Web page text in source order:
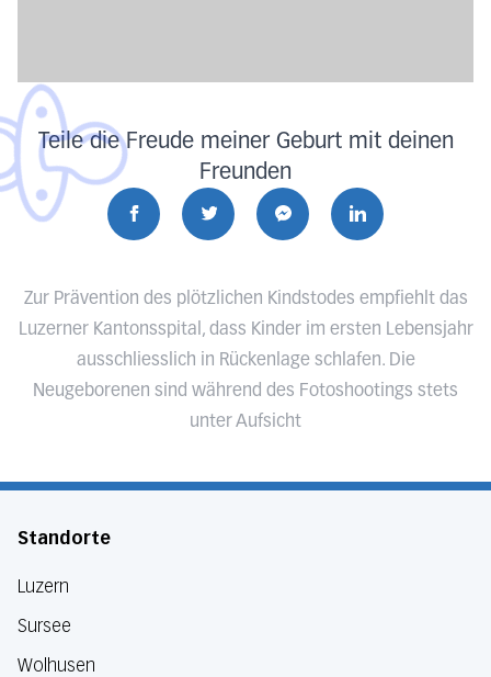
Teile die Freude meiner Geburt mit deinen
Freunden
Zur Prävention des plötzlichen Kindstodes empfiehlt das
Luzerner Kantonsspital, dass Kinder im ersten Lebensjahr
ausschliesslich in Rückenlage schlafen. Die
Neugeborenen sind während des Fotoshootings stets
unter Aufsicht
Standorte
Luzern
Sursee
Wolhusen